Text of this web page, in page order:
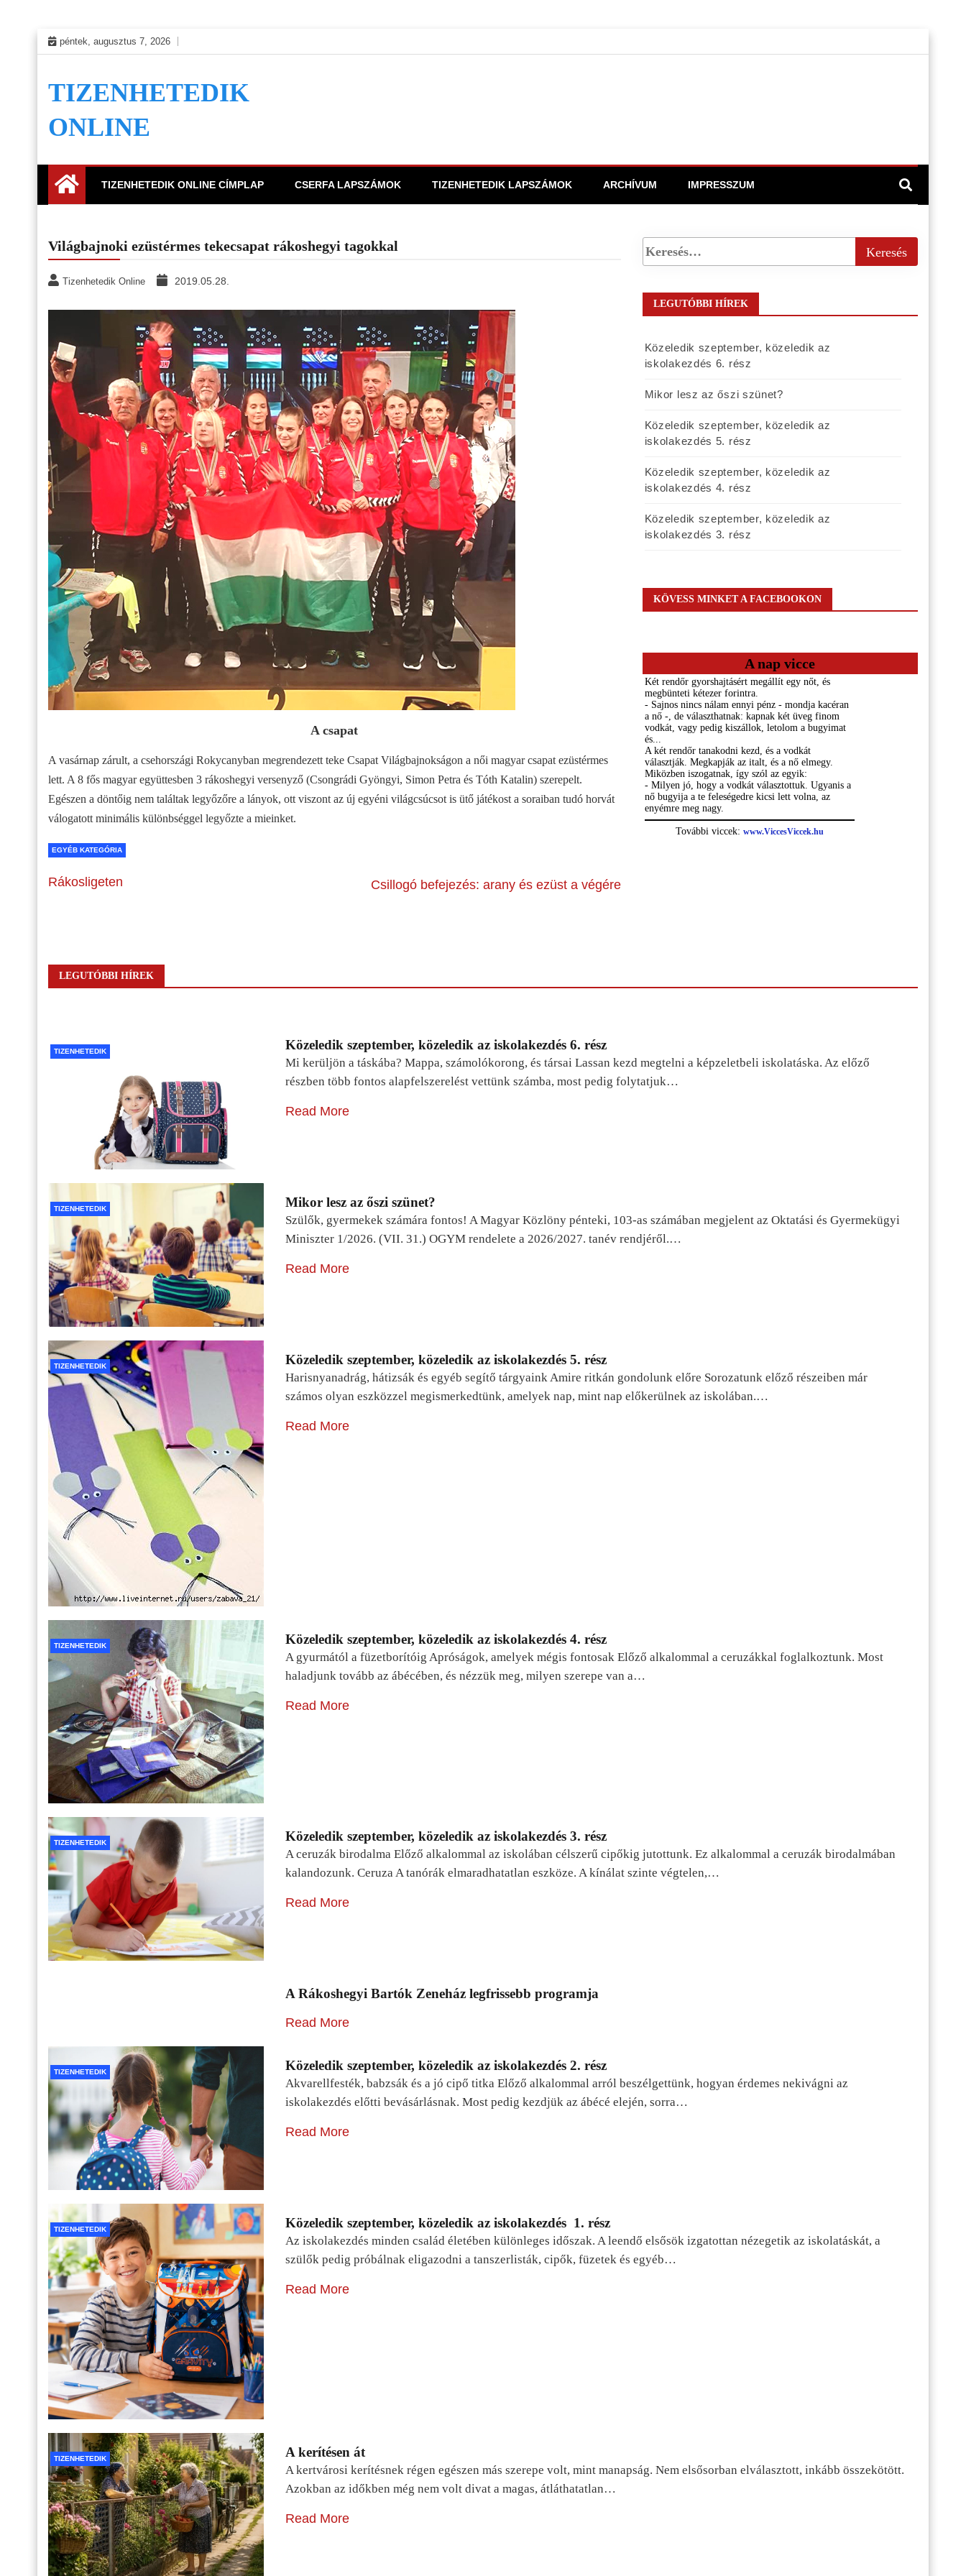
Skip
to
péntek, augusztus 7, 2026
TIZENHETEDIK
ONLINE
TIZENHETEDIK ONLINE CÍMPLAP CSERFA LAPSZÁMOK TIZENHETEDIK LAPSZÁMOK ARCHÍVUM IMPRESSZUM
Világbajnoki ezüstérmes tekecsapat rákoshegyi tagokkal
Tizenhetedik Online 2019.05.28.
A csapat
A vasárnap zárult, a csehországi Rokycanyban megrendezett teke Csapat Világbajnokságon a női magyar csapat ezüstérmes
lett. A 8 fős magyar együttesben 3 rákoshegyi versenyző (Csongrádi Gyöngyi, Simon Petra és Tóth Katalin) szerepelt.
Egészen a döntőig nem találtak legyőzőre a lányok, ott viszont az új egyéni világcsúcsot is ütő játékost a soraiban tudó horvát
válogatott minimális különbséggel legyőzte a mieinket.
EGYÉB KATEGÓRIA
Rákosligeten Csillogó befejezés: arany és ezüst a végére
LEGUTÓBBI HÍREK
Közeledik szeptember, közeledik az
iskolakezdés 6. rész
Mikor lesz az őszi szünet?
Közeledik szeptember, közeledik az
iskolakezdés 5. rész
Közeledik szeptember, közeledik az
iskolakezdés 4. rész
Közeledik szeptember, közeledik az
iskolakezdés 3. rész
KÖVESS MINKET A FACEBOOKON
A nap vicce
LEGUTÓBBI HÍREK
TIZENHETEDIK Közeledik szeptember, közeledik az iskolakezdés 6. rész
Mi kerüljön a táskába? Mappa, számolókorong, és társai Lassan kezd megtelni a képzeletbeli iskolatáska. Az előző
részben több fontos alapfelszerelést vettünk számba, most pedig folytatjuk…
Read More
TIZENHETEDIK Mikor lesz az őszi szünet?
Szülők, gyermekek számára fontos! A Magyar Közlöny pénteki, 103-as számában megjelent az Oktatási és Gyermekügyi
Miniszter 1/2026. (VII. 31.) OGYM rendelete a 2026/2027. tanév rendjéről.…
Read More
TIZENHETEDIK Közeledik szeptember, közeledik az iskolakezdés 5. rész
Harisnyanadrág, hátizsák és egyéb segítő tárgyaink Amire ritkán gondolunk előre Sorozatunk előző részeiben már
számos olyan eszközzel megismerkedtünk, amelyek nap, mint nap előkerülnek az iskolában.…
Read More
TIZENHETEDIK Közeledik szeptember, közeledik az iskolakezdés 4. rész
A gyurmától a füzetborítóig Apróságok, amelyek mégis fontosak Előző alkalommal a ceruzákkal foglalkoztunk. Most
haladjunk tovább az ábécében, és nézzük meg, milyen szerepe van a…
Read More
TIZENHETEDIK Közeledik szeptember, közeledik az iskolakezdés 3. rész
A ceruzák birodalma Előző alkalommal az iskolában célszerű cipőkig jutottunk. Ez alkalommal a ceruzák birodalmában
kalandozunk. Ceruza A tanórák elmaradhatatlan eszköze. A kínálat szinte végtelen,…
Read More
A Rákoshegyi Bartók Zeneház legfrissebb programja
Read More
TIZENHETEDIK Közeledik szeptember, közeledik az iskolakezdés 2. rész
Akvarellfesték, babzsák és a jó cipő titka Előző alkalommal arról beszélgettünk, hogyan érdemes nekivágni az
iskolakezdés előtti bevásárlásnak. Most pedig kezdjük az ábécé elején, sorra…
Read More
TIZENHETEDIK Közeledik szeptember, közeledik az iskolakezdés 1. rész
Az iskolakezdés minden család életében különleges időszak. A leendő elsősök izgatottan nézegetik az iskolatáskát, a
szülők pedig próbálnak eligazodni a tanszerlisták, cipők, füzetek és egyéb…
Read More
TIZENHETEDIK A kerítésen át
A kertvárosi kerítésnek régen egészen más szerepe volt, mint manapság. Nem elsősorban elválasztott, inkább összekötött.
Azokban az időkben még nem volt divat a magas, átláthatatlan…
Read More